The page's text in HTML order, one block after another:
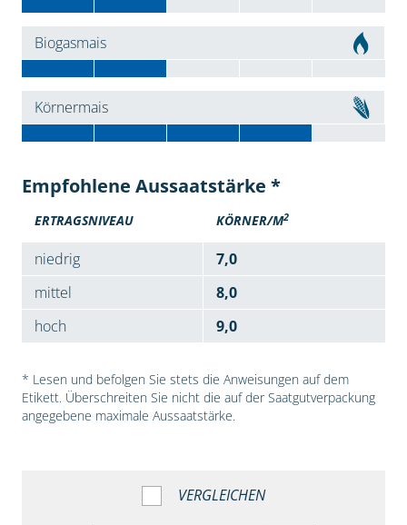
Biogasmais
Körnermais
Empfohlene Aussaatstärke *
ERTRAGSNIVEAU KÖRNER/M2
niedrig
7,0
mittel
8,0
hoch
9,0
* Lesen und befolgen Sie stets die Anweisungen auf dem
Etikett. Überschreiten Sie nicht die auf der Saatgutverpackung
angegebene maximale Aussaatstärke.
VERGLEICHEN